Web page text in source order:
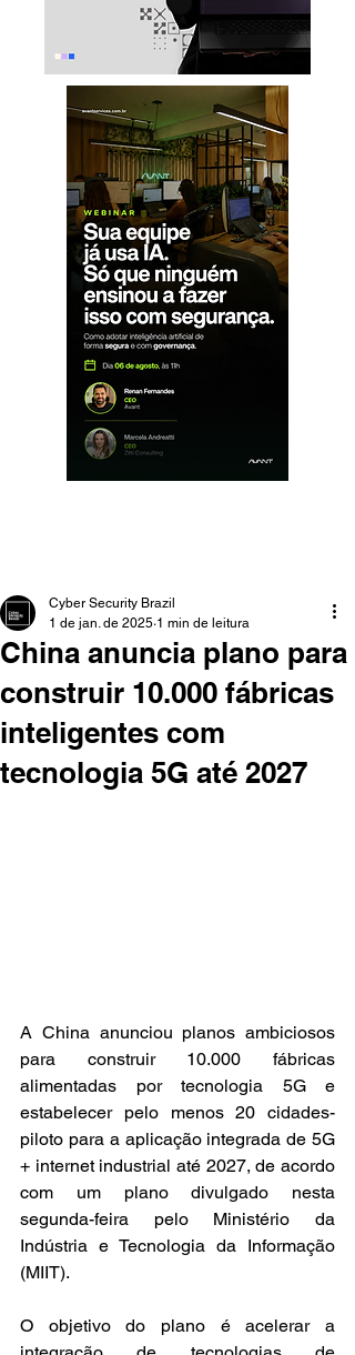
China anuncia plano para
construir 10.000 fábricas
inteligentes com
tecnologia 5G até 2027
Cyber Security Brazil
1 de jan. de 2025 1 min de leitura
A China anunciou planos ambiciosos
para construir 10.000 fábricas
alimentadas por tecnologia 5G e
estabelecer pelo menos 20 cidades-
piloto para a aplicação integrada de 5G
+ internet industrial até 2027, de acordo
com um plano divulgado nesta
segunda-feira pelo Ministério da
Indústria e Tecnologia da Informação
(MIIT).
O objetivo do plano é acelerar a